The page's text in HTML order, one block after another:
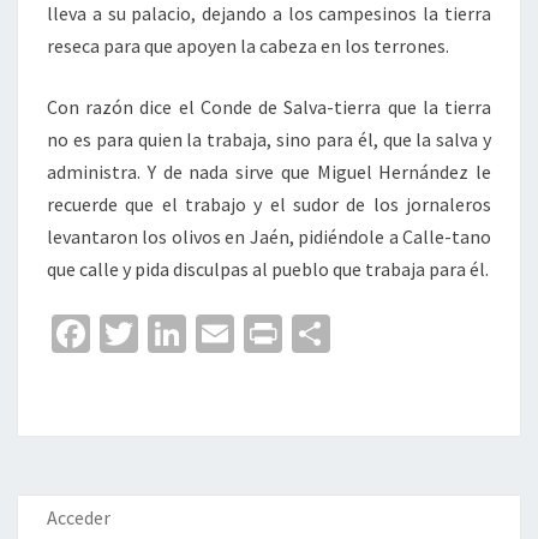
lleva a su palacio, dejando a los campesinos la tierra
reseca para que apoyen la cabeza en los terrones.
Con razón dice el Conde de Salva-tierra que la tierra
no es para quien la trabaja, sino para él, que la salva y
administra. Y de nada sirve que Miguel Hernández le
recuerde que el trabajo y el sudor de los jornaleros
levantaron los olivos en Jaén, pidiéndole a Calle-tano
que calle y pida disculpas al pueblo que trabaja para él.
Fa
o
o
k
T
er
Li
dI
n
E
l
Pr
p
ar
Acceder